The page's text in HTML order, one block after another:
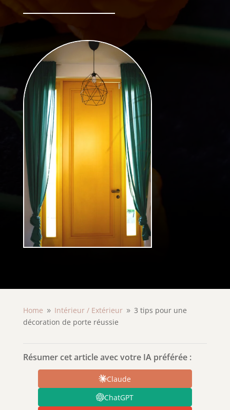
Home 9 Intérieur /Extérieur 9 3 tips pour une
décoration de porte réussie
Résumer cet article avec votre IA préférée :
Claude
ChatGPT